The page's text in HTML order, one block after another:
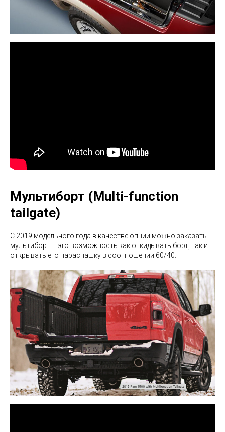
Мультиборт (Multi-function
tailgate)
C 2019 модельного года в качестве опции можно заказать
мультиборт – это возможность как откидывать борт, так и
открывать его нараспашку в соотношении 60/40.